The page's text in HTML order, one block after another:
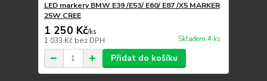
LED markery BMW E39 /E53/ E60/ E87 /X5 MARKER
25W CREE
1 250 Kč/ks
1 033 Kč bez DPH Skladem 4 ks
Přidat do košíku